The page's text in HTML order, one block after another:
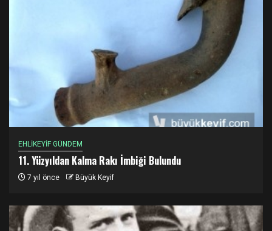
EHLİKEYİF GÜNDEM
11. Yüzyıldan Kalma Rakı İmbiği Bulundu
7 yıl önce Büyük Keyif